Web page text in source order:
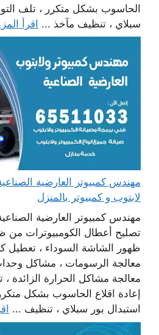
الحاسوب بشكل متكرر ، تلف
سبلاي ، تنظيف مآخذ ... اقرأ
لابتوب و كمبيوتر بالمنزل
مهندس كمبيوتر العارضية
تصليح أعطال الكومبيوترات من
ظهور الشاشة السوداء ، تعطيل
معالجة الرسومات ، مشاكل
معالجة مشاكل الحرارة الزائدة
إعادة اقلاع الحاسوب بشكل
استبدال بور سبلاي ، تنظيف ...